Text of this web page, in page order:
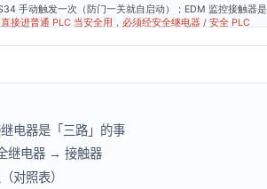
电器是「三路」的事
继电器 → 接触器
对照表）